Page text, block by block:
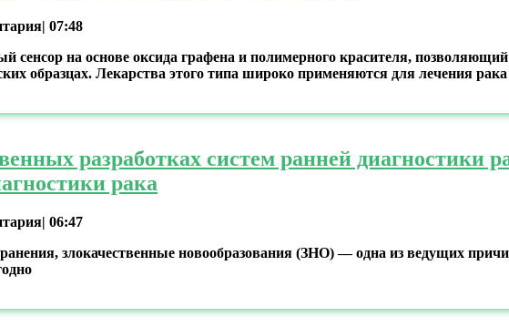
| 07:48
сенсор на основе оксида графена и полимерного красителя,
образцах. Лекарства этого типа широко применяются для лечения
разработках систем ранней диагностики
рака
| 06:47
злокачественные новообразования (ЗНО) — одна из ведущих